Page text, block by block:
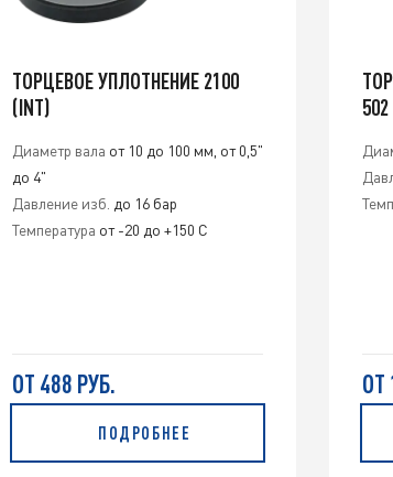
ТОРЦЕВОЕ УПЛОТНЕНИЕ 2100
(INT)
Диаметр вала от 10 до 100 мм, от 0,5"
до 4"
Давление изб. до 16 бар
Температура от -20 до +150 С
ОТ 488 РУБ.
ПОДРОБНЕЕ
502
ОТ